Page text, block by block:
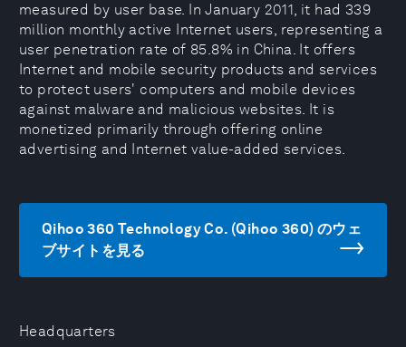
Headquarters
measured by user base. In January 2011, it had 339
million monthly active Internet users, representing a
user penetration rate of 85.8% in China. It offers
Internet and mobile security products and services
to protect users' computers and mobile devices
against malware and malicious websites. It is
monetized primarily through offering online
advertising and Internet value-added services.
Qihoo 360 Technology Co. (Qihoo 360) のウェ
ブサイトを見る